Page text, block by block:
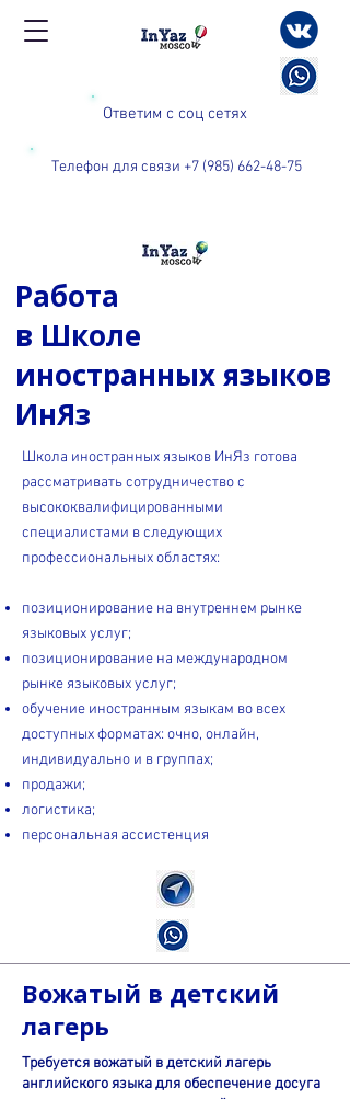
Телефон для связи +7 (985) 662-48-75
Ответим с соц сетях
Работа
в Школе
иностранных языков
ИнЯз
Школа иностранных языков ИнЯз готова
рассматривать сотрудничество с
высококвалифицированными
специалистами в следующих
профессиональных областях:
позиционирование на внутреннем рынке
языковых услуг;
позиционирование на международном
рынке языковых услуг;
обучение иностранным языкам во всех
доступных форматах: очно, онлайн,
индивидуально и в группах;
продажи;
логистика;
персональная ассистенция
Вожатый в детский
лагерь
Требуется вожатый в детский лагерь
английского языка для обеспечение досуга